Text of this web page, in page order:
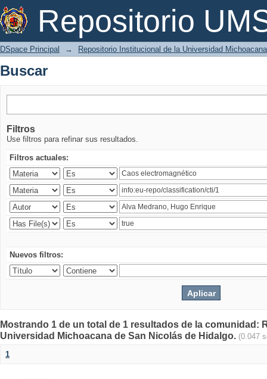
Repositorio
Buscar
DSpace Principal → Repositorio Institucional de la Universidad
Buscar
Filtros
Use filtros para refinar sus resultados.
Filtros actuales:
Nuevos filtros:
Mostrando 1 de un total de 1 resultados de la comunidad:
Universidad Michoacana de San Nicolás de Hidalgo. (0.047
1